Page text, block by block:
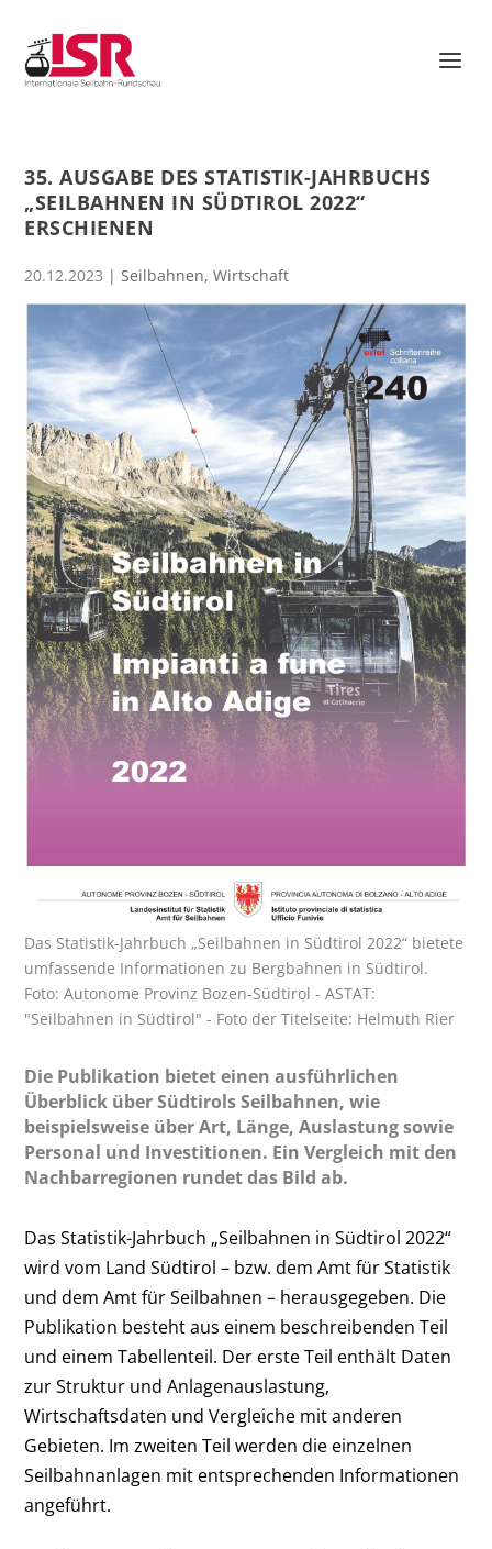
35. AUSGABE DES STATISTIK-JAHRBUCHS
„SEILBAHNEN IN SÜDTIROL 2022“
ERSCHIENEN
20.12.2023 |Seilbahnen,Wirtschaft
Das Statistik-Jahrbuch „Seilbahnen in Südtirol 2022“ bietete
umfassende Informationen zu Bergbahnen in Südtirol.
Foto: Autonome Provinz Bozen-Südtirol - ASTAT:
"Seilbahnen in Südtirol" - Foto der Titelseite: Helmuth Rier
Die Publikation bietet einen ausführlichen
Überblick über Südtirols Seilbahnen, wie
beispielsweise über Art, Länge, Auslastung sowie
Personal und Investitionen. Ein Vergleich mit den
Nachbarregionen rundet das Bild ab.
Das Statistik-Jahrbuch „Seilbahnen in Südtirol 2022“
wird vom Land Südtirol – bzw. dem Amt für Statistik
und dem Amt für Seilbahnen – herausgegeben. Die
Publikation besteht aus einem beschreibenden Teil
und einem Tabellenteil. Der erste Teil enthält Daten
zur Struktur und Anlagenauslastung,
Wirtschaftsdaten und Vergleiche mit anderen
Gebieten. Im zweiten Teil werden die einzelnen
Seilbahnanlagen mit entsprechenden Informationen
angeführt.